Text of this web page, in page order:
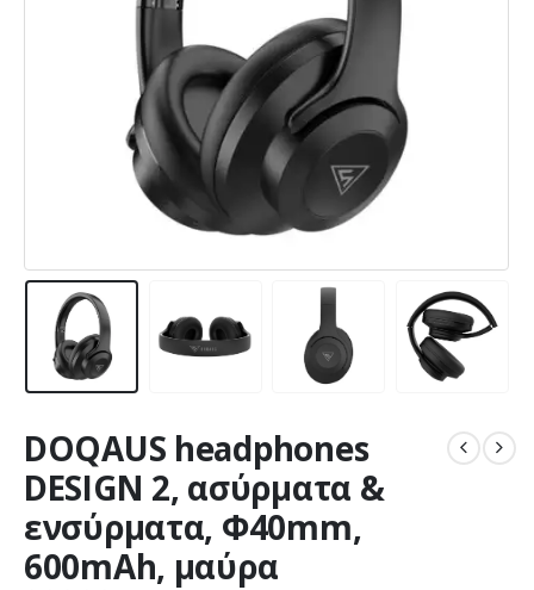
DOQAUS headphones
DESIGN 2, ασύρματα &
ενσύρματα, Φ40mm,
600mAh, μαύρα